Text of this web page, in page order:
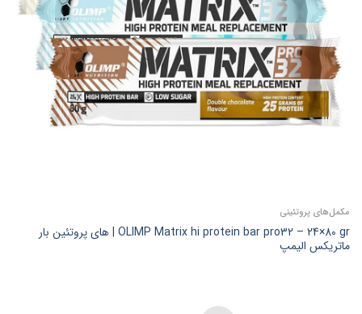
مکمل‌های پروتئینی
OLIMP Matrix hi protein bar pro32 – 24×80 gr | های پروتئین بار
ماتریکس الیمپ